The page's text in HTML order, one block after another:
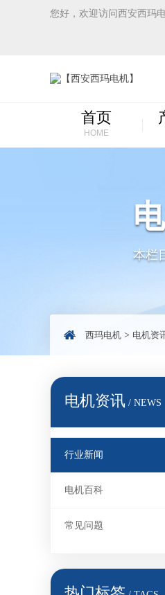
您好，欢迎访问西安西玛
首页
HOME
本栏
西玛电机 > 电机资
电机资讯 / NEWS
行业新闻
电机百科
常见问题